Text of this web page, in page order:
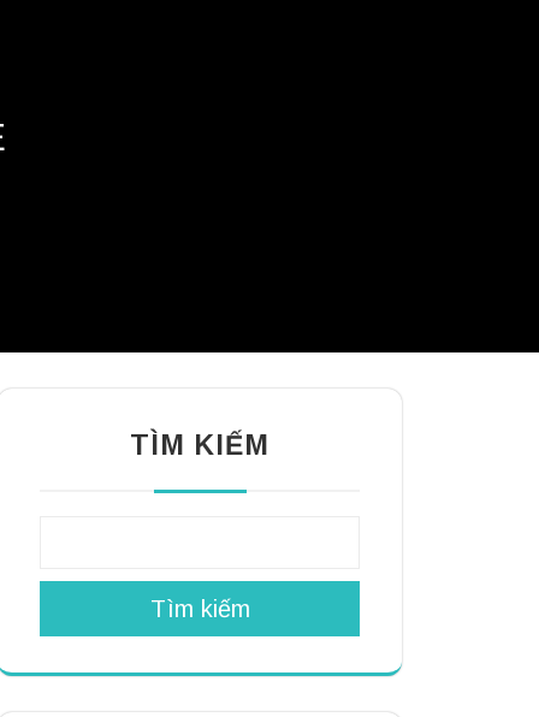
TÌM KIẾM
Tìm kiếm